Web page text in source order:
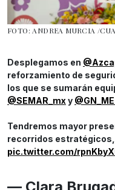
FOTO: ANDREA MURCIA /
Desplegamos en
reforzamiento de
los que se sumarán
@SEMAR_mxy
Tendremos mayor
recorridos
pic.twitter.com/